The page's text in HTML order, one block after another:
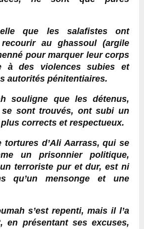
que les salafistes ont
recourir au ghassoul (argile
pour marquer leur corps
à des violences subies et
autorités pénitentiaires.
souligne que les détenus,
sont trouvés, ont subi un
corrects et respectueux.
tortures d’Ali Aarrass, qui se
un prisonnier politique,
terroriste pur et dur, est ni
qu’un mensonge et une
s’est repenti, mais il l’a
en présentant ses excuses,